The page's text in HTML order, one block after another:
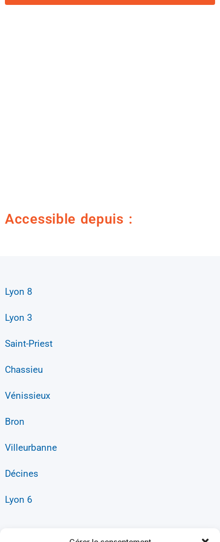
Accessible depuis :
Lyon 8
Lyon 3
Saint-Priest
Chassieu
Vénissieux
Bron
Villeurbanne
Décines
Lyon 6